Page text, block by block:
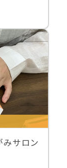
みサロン